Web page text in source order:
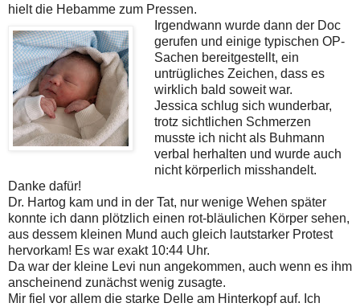
hielt die Hebamme zum Pressen.
Irgendwann wurde dann der Doc
gerufen und einige typischen OP-
Sachen bereitgestellt, ein
untrügliches Zeichen, dass es
wirklich bald soweit war.
Jessica schlug sich wunderbar,
trotz sichtlichen Schmerzen
musste ich nicht als Buhmann
verbal herhalten und wurde auch
nicht körperlich misshandelt.
Danke dafür!
Dr. Hartog kam und in der Tat, nur wenige Wehen später
konnte ich dann plötzlich einen rot-bläulichen Körper sehen,
aus dessem kleinen Mund auch gleich lautstarker Protest
hervorkam! Es war exakt 10:44 Uhr.
Da war der kleine Levi nun angekommen, auch wenn es ihm
anscheinend zunächst wenig zusagte.
Mir fiel vor allem die starke Delle am Hinterkopf auf. Ich